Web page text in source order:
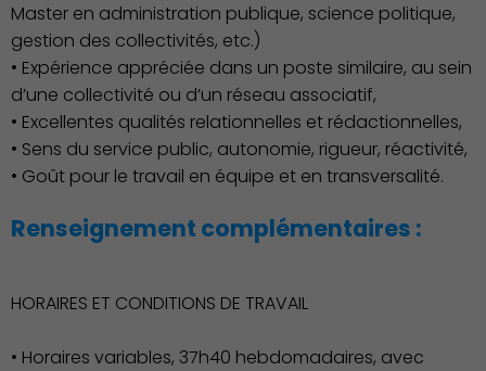
Économie Commerce
Emploi
Master en administration publique, science politique,
gestion des collectivités, etc.)
• Expérience appréciée dans un poste similaire, au sein
d’une collectivité ou d’un réseau associatif,
• Excellentes qualités relationnelles et rédactionnelles,
• Sens du service public, autonomie, rigueur, réactivité,
• Goût pour le travail en équipe et en transversalité.
Renseignement complémentaires :
HORAIRES ET CONDITIONS DE TRAVAIL
• Horaires variables, 37h40 hebdomadaires, avec